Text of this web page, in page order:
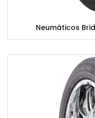
Neumáticos